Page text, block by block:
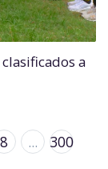
a
8 ...
300